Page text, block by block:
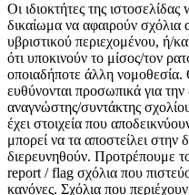
Οι ιδιοκτήτες της
δικαίωμα να αφαιρούν
υβριστικού περιεχομένου, ή/
ότι υποκινούν το μίσος/τον
οποιαδήποτε άλλη
ευθύνονται προσωπικά για
αναγνώστης/συντάκτης
έχει στοιχεία που
μπορεί να τα αποστείλει στην
διερευνηθούν. Προτρέπουμε
report / flag σχόλια που
κανόνες. Σχόλια που